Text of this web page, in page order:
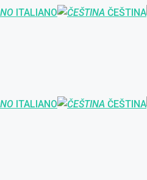
ITALIANO
ČEŠTINA
ITALIANO
ČEŠTINA